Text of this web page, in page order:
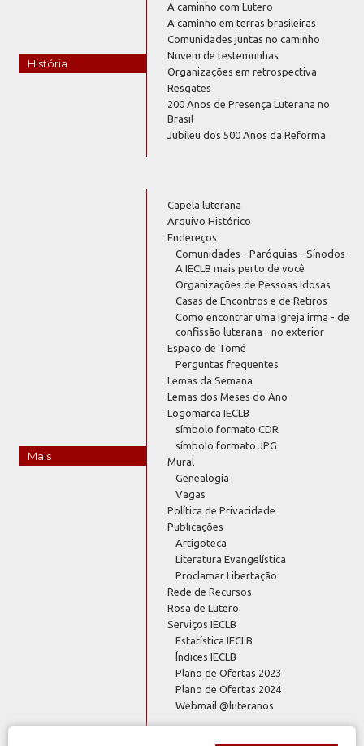
História
A caminho com Lutero
A caminho em terras brasileiras
Comunidades juntas no caminho
Nuvem de testemunhas
Organizações em retrospectiva
Resgates
200 Anos de Presença Luterana no
Brasil
Jubileu dos 500 Anos da Reforma
Mais
Capela luterana
Arquivo Histórico
Endereços
Comunidades - Paróquias - Sínodos -
A IECLB mais perto de você
Organizações de Pessoas Idosas
Casas de Encontros e de Retiros
Como encontrar uma Igreja irmã - de
confissão luterana - no exterior
Espaço de Tomé
Perguntas frequentes
Lemas da Semana
Lemas dos Meses do Ano
Logomarca IECLB
símbolo formato CDR
símbolo formato JPG
Mural
Genealogia
Vagas
Política de Privacidade
Publicações
Artigoteca
Literatura Evangelística
Proclamar Libertação
Rede de Recursos
Rosa de Lutero
Serviços IECLB
Estatística IECLB
Índices IECLB
Plano de Ofertas 2023
Plano de Ofertas 2024
Webmail @luteranos